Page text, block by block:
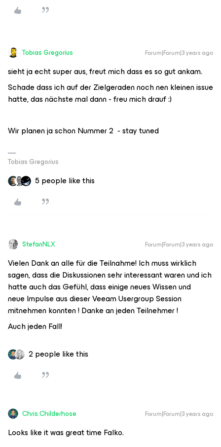
Tobias Gregorius Forum|Forum|3 years ago
sieht ja echt super aus, freut mich dass es so gut ankam.
Schade dass ich auf der Zielgeraden noch nen kleinen issue
hatte, das nächste mal dann - freu mich drauf :)
Wir planen ja schon Nummer 2 - stay tuned
Tobias Gregorius
5 people like this
StefanNLX Forum|Forum|3 years ago
Vielen Dank an alle für die Teilnahme! Ich muss wirklich
sagen, dass die Diskussionen sehr interessant waren und ich
hatte auch das Gefühl, dass einige neues Wissen und
neue Impulse aus dieser Veeam Usergroup Session
mitnehmen konnten ! Danke an jeden Teilnehmer !
Auch jeden Fall!
2 people like this
Chris.Childerhose Forum|Forum|3 years ago
Looks like it was great time Falko.